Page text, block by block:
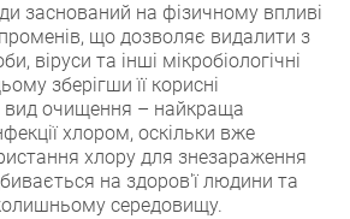
заснований на фізичному впливі
що дозволяє видалити з
віруси та інші мікробіологічні
зберігши її корисні
вид очищення – найкраща
хлором, оскільки вже
хлору для знезараження
на здоров'ї людини та
середовищу.